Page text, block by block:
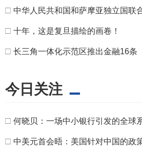
□ 中华人民共和国和萨摩亚独立国联
□ 十年，这是复旦描绘的画卷！
□ 长三角一体化示范区推出金融16条
今日关注
□ 何晓贝：一场中小银行引发的全
□ 中美元首会晤：美国针对中国的政